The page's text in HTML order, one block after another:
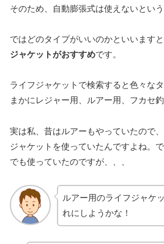
そのため、自動膨張式は使えないとい
ではどのタイプがいいのかといいますと
ジャケットがおすすめです。
ライフジャケットで検索すると色々な
まかにレジャー用、ルアー用、フカセ
実は私、昔はルアーもやっていたので
ジャケットを使っていたんですよね。
でも使っていたのですが、、、
ルアー用のライフジャケ
れにしようかな！